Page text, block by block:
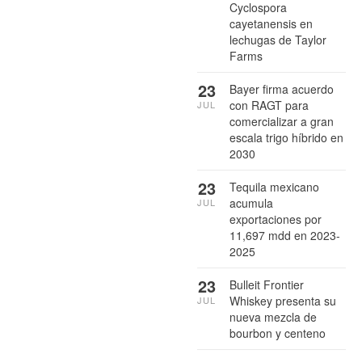
Cyclospora
cayetanensis en
lechugas de Taylor
Farms
Bayer firma acuerdo
con RAGT para
comercializar a gran
escala trigo híbrido en
2030
23
JUL
Tequila mexicano
acumula
exportaciones por
11,697 mdd en 2023-
2025
23
JUL
Bulleit Frontier
Whiskey presenta su
nueva mezcla de
bourbon y centeno
23
JUL